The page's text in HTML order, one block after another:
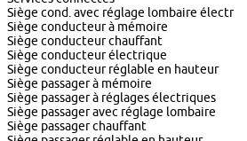
Siège cond. avec réglage lombaire électr
Siège conducteur à mémoire
Siège conducteur chauffant
Siège conducteur électrique
Siège conducteur réglable en hauteur
Siège passager à mémoire
Siège passager à réglages électriques
Siège passager avec réglage lombaire
Siège passager chauffant